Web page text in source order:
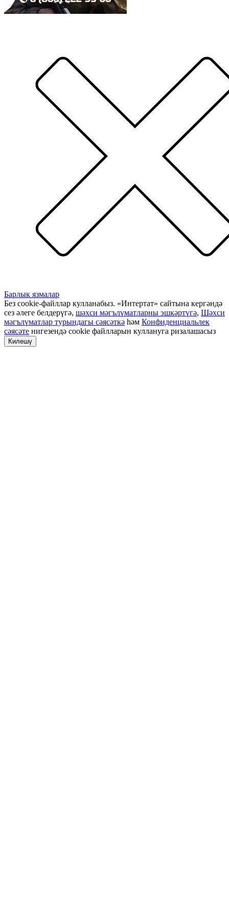
Барлык язмалар
Без cookie-файллар кулланабыз. «Интертат» сайтына кергәндә
сез әлеге белдерүгә, шәхси мәгълүматларны эшкәртүгә, Шәхси
мәгълүматлар турындагы сәясәткә һәм Конфиденциальлек
сәясәте нигезендә cookie файлларын куллануга ризалашасыз
Килешү